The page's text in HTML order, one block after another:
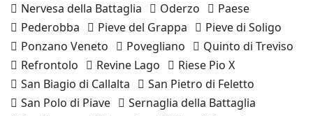
Nervesa della Battaglia
Oderzo
Paese
Pederobba
Pieve del Grappa
Pieve di Soligo
Ponzano Veneto
Povegliano
Quinto di Treviso
Refrontolo
Revine Lago
Riese Pio X
San Biagio di Callalta
San Pietro di Feletto
San Polo di Piave
Sernaglia della Battaglia